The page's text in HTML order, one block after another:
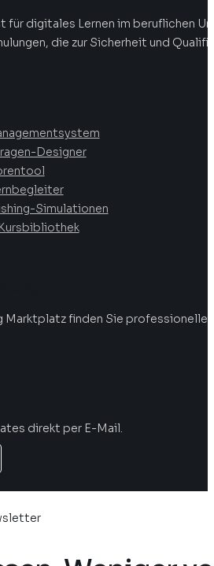
digitales Lernen im beruflichen
die zur Sicherheit und
Designer
Simulationen
Marktplatz finden Sie professionelle
direkt per E-Mail.